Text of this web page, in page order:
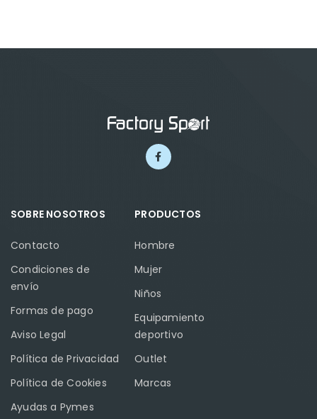
SOBRE NOSOTROS
Contacto
Condiciones de
envío
Formas de pago
Aviso Legal
Política de Privacidad
Política de Cookies
Ayudas a Pymes
PRODUCTOS
Hombre
Mujer
Niños
Equipamiento
deportivo
Outlet
Marcas